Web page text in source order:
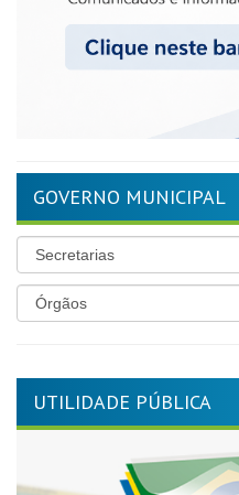
GOVERNO MUNICIPAL
UTILIDADE PÚBLICA